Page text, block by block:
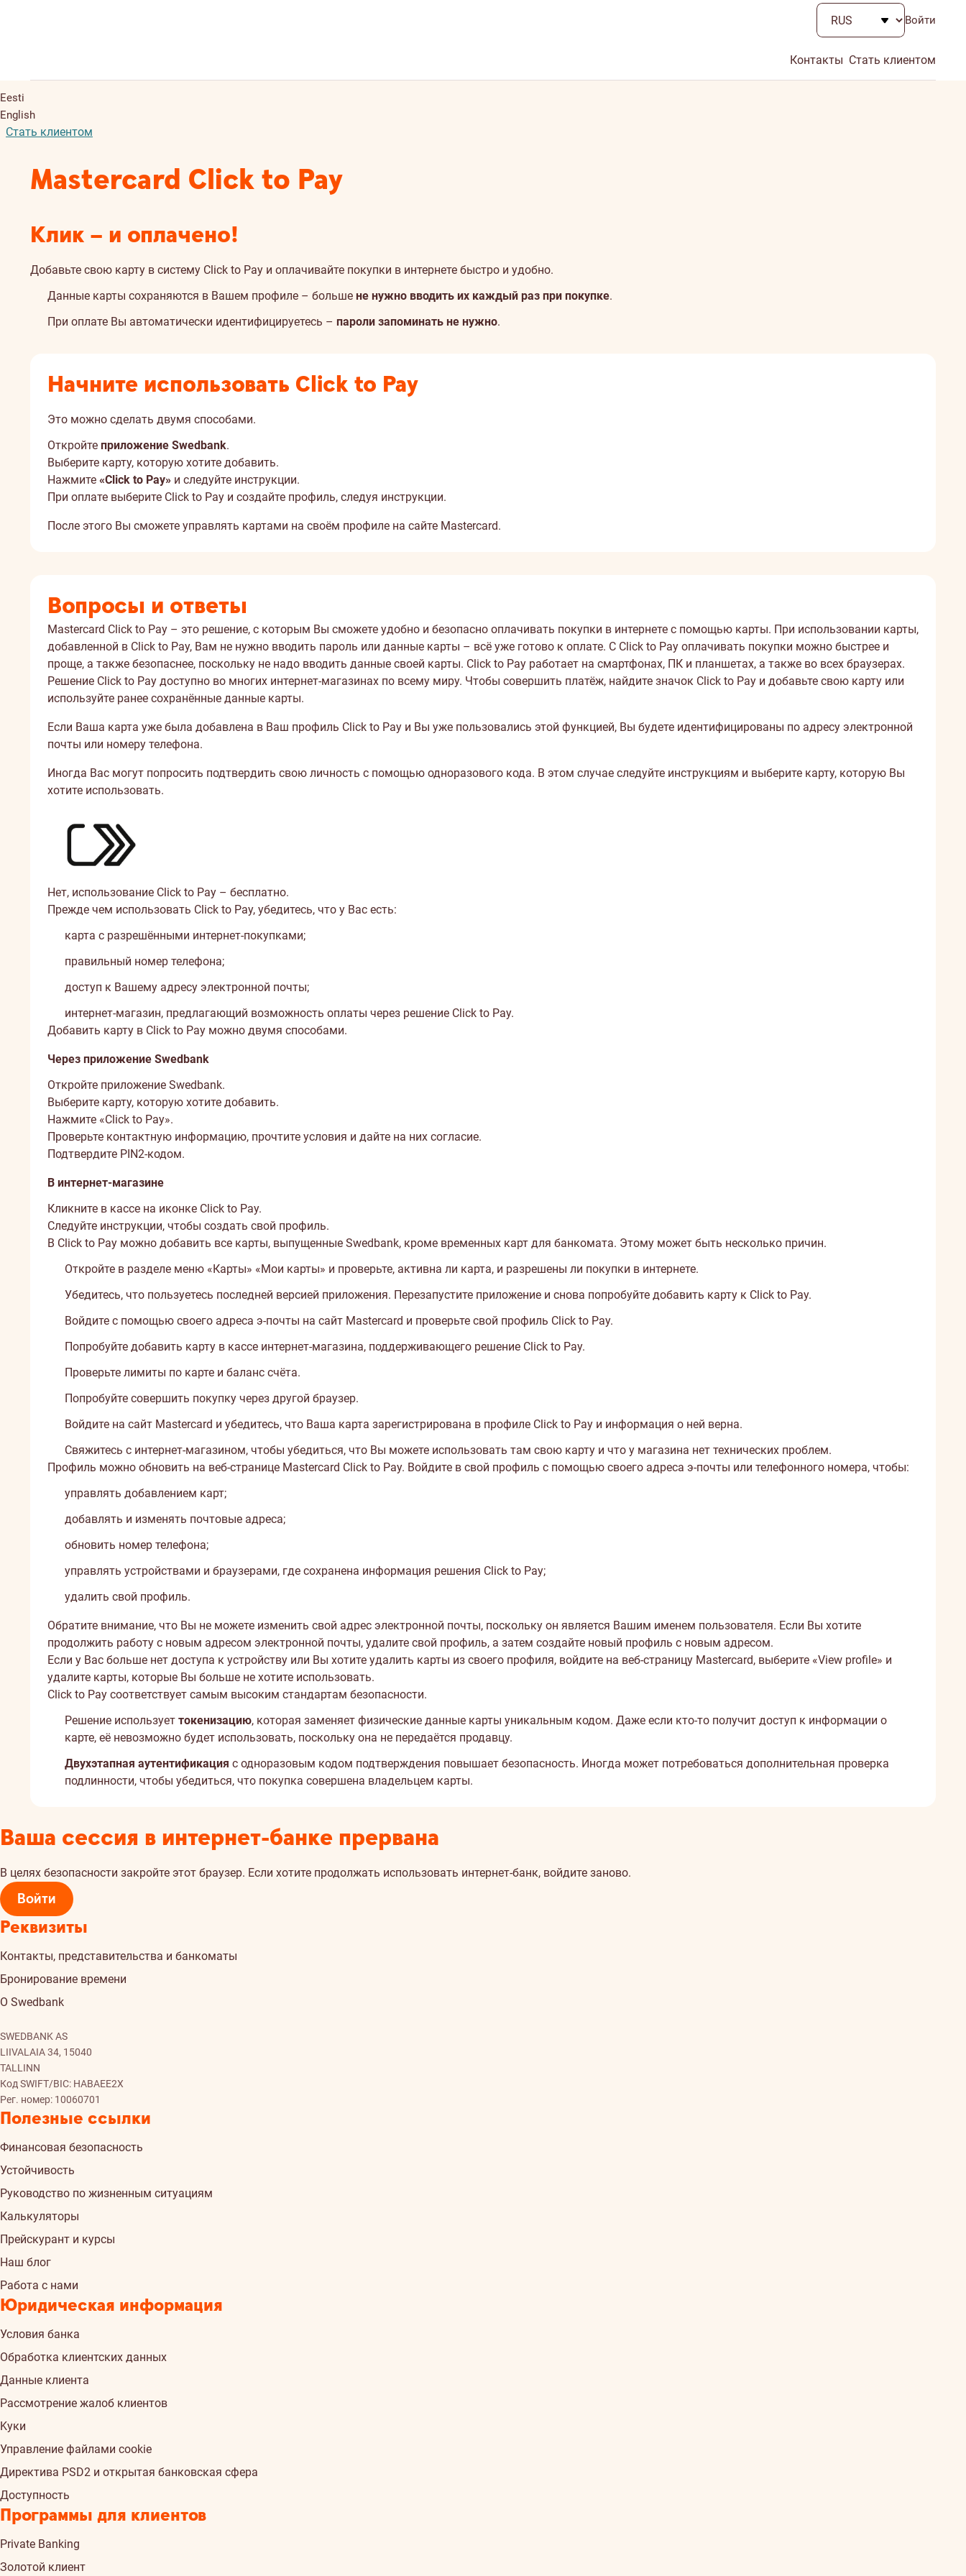
Войти
Контакты Стать клиентом
Eesti
English
Стать клиентом
Mastercard Click to Pay
Клик – и оплачено!
Добавьте свою карту в систему Click to Pay и оплачивайте покупки в интернете быстро и удобно.
Данные карты сохраняются в Вашем профиле – больше не нужно вводить их каждый раз при покупке.
При оплате Вы автоматически идентифицируетесь – пароли запоминать не нужно.
Начните использовать Click to Pay
Это можно сделать двумя способами.
Откройте приложение Swedbank.
Выберите карту, которую хотите добавить.
Нажмите «Click to Pay» и следуйте инструкции.
При оплате выберите Click to Pay и создайте профиль, следуя инструкции.
После этого Вы сможете управлять картами на своём профиле на сайте Mastercard.
Вопросы и ответы
Mastercard Click to Pay – это решение, с которым Вы сможете удобно и безопасно оплачивать покупки в интернете с помощью карты. При использовании карты,
добавленной в Click to Pay, Вам не нужно вводить пароль или данные карты – всё уже готово к оплате. С Click to Pay оплачивать покупки можно быстрее и
проще, а также безопаснее, поскольку не надо вводить данные своей карты. Click to Pay работает на смартфонах, ПК и планшетах, а также во всех браузерах.
Решение Click to Pay доступно во многих интернет-магазинах по всему миру. Чтобы совершить платёж, найдите значок Click to Pay и добавьте свою карту или
используйте ранее сохранённые данные карты.
Если Ваша карта уже была добавлена в Ваш профиль Click to Pay и Вы уже пользовались этой функцией, Вы будете идентифицированы по адресу электронной
почты или номеру телефона.
Иногда Вас могут попросить подтвердить свою личность с помощью одноразового кода. В этом случае следуйте инструкциям и выберите карту, которую Вы
хотите использовать.
Нет, использование Click to Pay – бесплатно.
Прежде чем использовать Click to Pay, убедитесь, что у Вас есть:
карта с разрешёнными интернет-покупками;
правильный номер телефона;
доступ к Вашему адресу электронной почты;
интернет-магазин, предлагающий возможность оплаты через решение Click to Pay.
Добавить карту в Click to Pay можно двумя способами.
Через приложение Swedbank
Откройте приложение Swedbank.
Выберите карту, которую хотите добавить.
Нажмите «Click to Pay».
Проверьте контактную информацию, прочтите условия и дайте на них согласие.
Подтвердите PIN2-кодом.
В интернет-магазине
Кликните в кассе на иконке Click to Pay.
Следуйте инструкции, чтобы создать свой профиль.
В Click to Pay можно добавить все карты, выпущенные Swedbank, кроме временных карт для банкомата. Этому может быть несколько причин.
Откройте в разделе меню «Карты» «Мои карты» и проверьте, активна ли карта, и разрешены ли покупки в интернете.
Убедитесь, что пользуетесь последней версией приложения. Перезапустите приложение и снова попробуйте добавить карту к Click to Pay.
Войдите с помощью своего адреса э-почты на сайт Mastercard и проверьте свой профиль Click to Pay.
Попробуйте добавить карту в кассе интернет-магазина, поддерживающего решение Click to Pay.
Проверьте лимиты по карте и баланс счёта.
Попробуйте совершить покупку через другой браузер.
Войдите на сайт Mastercard и убедитесь, что Ваша карта зарегистрирована в профиле Click to Pay и информация о ней верна.
Свяжитесь с интернет-магазином, чтобы убедиться, что Вы можете использовать там свою карту и что у магазина нет технических проблем.
Профиль можно обновить на веб-странице Mastercard Click to Pay. Войдите в свой профиль с помощью своего адреса э-почты или телефонного номера, чтобы:
управлять добавлением карт;
добавлять и изменять почтовые адреса;
обновить номер телефона;
управлять устройствами и браузерами, где сохранена информация решения Click to Pay;
удалить свой профиль.
Обратите внимание, что Вы не можете изменить свой адрес электронной почты, поскольку он является Вашим именем пользователя. Если Вы хотите
продолжить работу с новым адресом электронной почты, удалите свой профиль, а затем создайте новый профиль с новым адресом.
Если у Вас больше нет доступа к устройству или Вы хотите удалить карты из своего профиля, войдите на веб-страницу Mastercard, выберите «View profile» и
удалите карты, которые Вы больше не хотите использовать.
Click to Pay соответствует самым высоким стандартам безопасности.
Решение использует токенизацию, которая заменяет физические данные карты уникальным кодом. Даже если кто-то получит доступ к информации о
карте, её невозможно будет использовать, поскольку она не передаётся продавцу.
Двухэтапная аутентификация с одноразовым кодом подтверждения повышает безопасность. Иногда может потребоваться дополнительная проверка
подлинности, чтобы убедиться, что покупка совершена владельцем карты.
Ваша сессия в интернет-банке прервана
В целях безопасности закройте этот браузер. Если хотите продолжать использовать интернет-банк, войдите заново.
Войти
Реквизиты
Контакты, представительства и банкоматы
Бронирование времени
О Swedbank
SWEDBANK AS
LIIVALAIA 34, 15040
TALLINN
Код SWIFT/BIC: HABAEE2X
Рег. номер: 10060701
Полезные ссылки
Финансовая безопасность
Устойчивость
Руководство по жизненным ситуациям
Калькуляторы
Прейскурант и курсы
Наш блог
Работа с нами
Юридическая информация
Условия банка
Обработка клиентских данных
Данные клиента
Рассмотрение жалоб клиентов
Kуки
Управление файлами cookie
Директива PSD2 и открытая банковская сфера
Доступность
Программы для клиентов
Private Banking
Золотой клиент